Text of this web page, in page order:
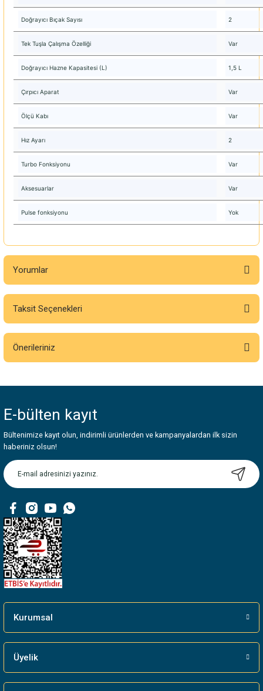
Doğrayıcı Bıçak Sayısı 2
Tek Tuşla Çalışma Özelliği Var
Doğrayıcı Hazne Kapasitesi (L) 1,5 L
Çırpıcı Aparat Var
Ölçü Kabı Var
Hız Ayarı 2
Turbo Fonksiyonu Var
Aksesuarlar Var
Pulse fonksiyonu Yok
Yorumlar
Bu ürüne ilk yorumu siz yapın!
Taksit Seçenekleri
Önerileriniz
Görüş ve önerileriniz için teşekkür ederiz.
Ürün resmi kalitesiz, bozuk veya görüntülenemiyor.
Ürün açıklamasında eksik bilgiler bulunuyor.
Ürün bilgilerinde hatalar bulunuyor.
Bu ürüne benzer farklı alternatifler olmalı.
E-bülten kayıt
Bültenimize kayıt olun, indirimli ürünlerden ve kampanyalardan ilk sizin
haberiniz olsun!
Kurumsal
Üyelik